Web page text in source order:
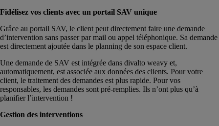
Fidélisez vos clients avec un portail SAV unique
Grâce au portail SAV, le client peut directement faire une demande
d’intervention sans passer par mail ou appel téléphonique. Sa demande
est directement ajoutée dans le planning de son espace client.
Une demande de SAV est intégrée dans divalto weavy et,
automatiquement, est associée aux données des clients. Pour votre
client, le traitement des demandes est plus rapide. Pour vos
responsables, les demandes sont pré-remplies. Ils n’ont plus qu’à
planifier l’intervention !
Gestion des interventions